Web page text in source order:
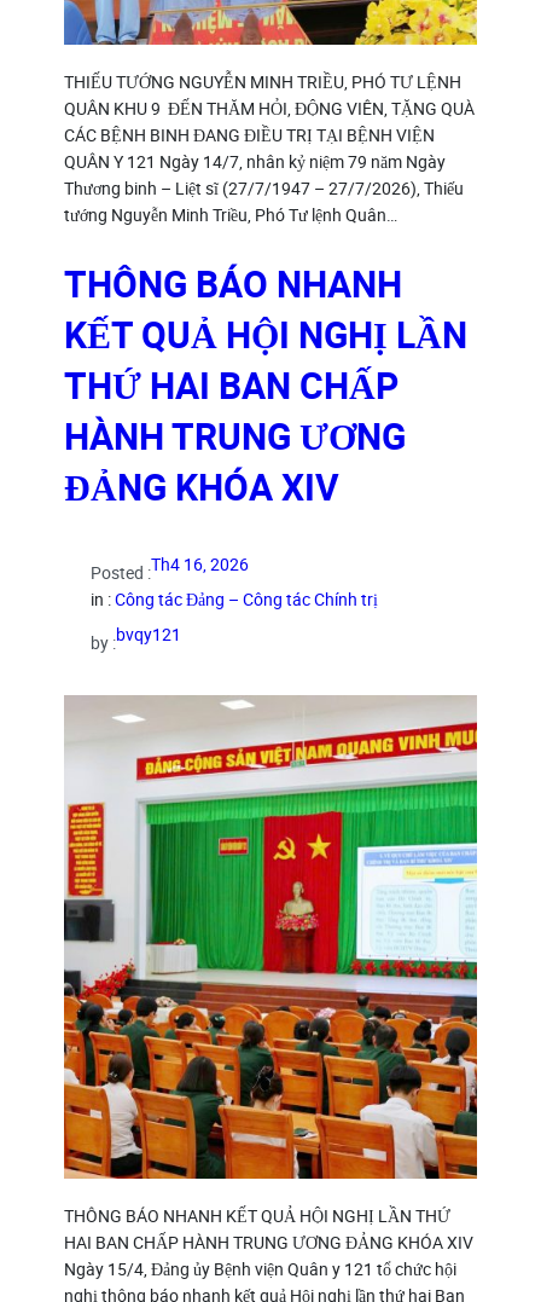
THIẾU TƯỚNG NGUYỄN MINH TRIỀU, PHÓ TƯ LỆNH
QUÂN KHU 9 ĐẾN THĂM HỎI, ĐỘNG VIÊN, TẶNG QUÀ
CÁC BỆNH BINH ĐANG ĐIỀU TRỊ TẠI BỆNH VIỆN
QUÂN Y 121 Ngày 14/7, nhân kỷ niệm 79 năm Ngày
Thương binh – Liệt sĩ (27/7/1947 – 27/7/2026), Thiếu
tướng Nguyễn Minh Triều, Phó Tư lệnh Quân…
THÔNG BÁO NHANH
KẾT QUẢ HỘI NGHỊ LẦN
THỨ HAI BAN CHẤP
HÀNH TRUNG ƯƠNG
ĐẢNG KHÓA XIV
Posted :Th4 16, 2026
in :Công tác Đảng – Công tác Chính trị
by :bvqy121
THÔNG BÁO NHANH KẾT QUẢ HỘI NGHỊ LẦN THỨ
HAI BAN CHẤP HÀNH TRUNG ƯƠNG ĐẢNG KHÓA XIV
Ngày 15/4, Đảng ủy Bệnh viện Quân y 121 tổ chức hội
nghị thông báo nhanh kết quả Hội nghị lần thứ hai Ban